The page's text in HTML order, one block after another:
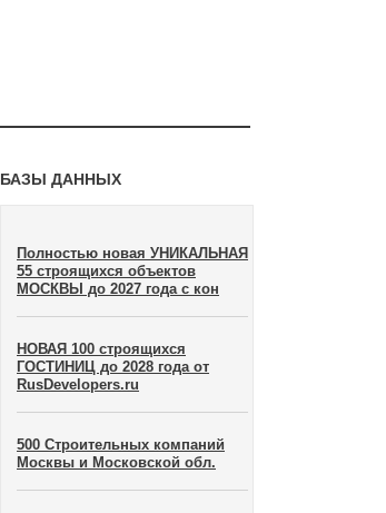
БАЗЫ ДАННЫХ
Полностью новая УНИКАЛЬНАЯ
55 строящихся объектов
МОСКВЫ до 2027 года с кон
НОВАЯ 100 строящихся
ГОСТИНИЦ до 2028 года от
RusDevelopers.ru
500 Строительных компаний
Москвы и Московской обл.